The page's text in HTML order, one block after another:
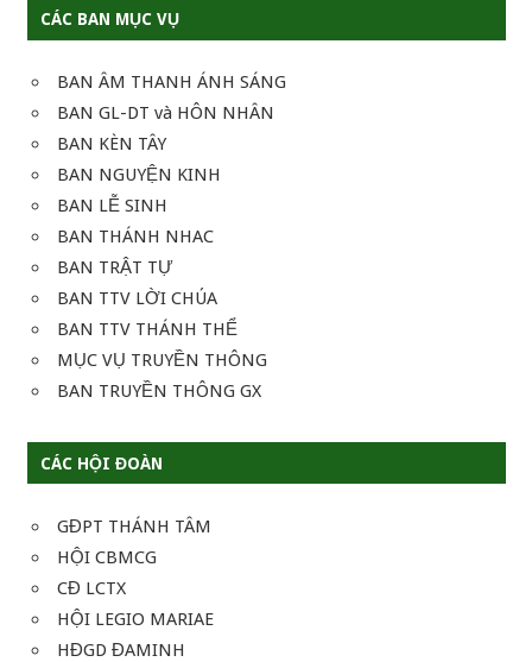
CÁC BAN MỤC VỤ
BAN ÂM THANH ÁNH SÁNG
BAN GL-DT và HÔN NHÂN
BAN KÈN TÂY
BAN NGUYỆN KINH
BAN LỄ SINH
BAN THÁNH NHAC
BAN TRẬT TỰ
BAN TTV LỜI CHÚA
BAN TTV THÁNH THỂ
MỤC VỤ TRUYỀN THÔNG
BAN TRUYỀN THÔNG GX
CÁC HỘI ĐOÀN
GĐPT THÁNH TÂM
HỘI CBMCG
CĐ LCTX
HỘI LEGIO MARIAE
HĐGD ĐAMINH